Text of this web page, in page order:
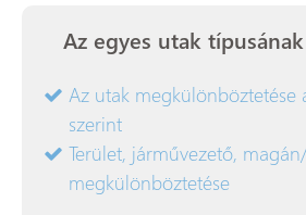
Az egyes utak
Az utak megkülönböztetése
szerint
Terület, járművezető,
megkülönböztetése